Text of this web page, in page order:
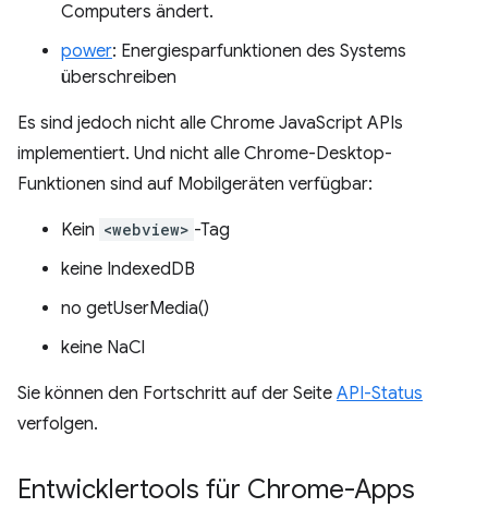
Computers ändert.
power: Energiesparfunktionen des Systems
überschreiben
Es sind jedoch nicht alle Chrome JavaScript APIs
implementiert. Und nicht alle Chrome-Desktop-
Funktionen sind auf Mobilgeräten verfügbar:
Kein <webview> -Tag
keine IndexedDB
no getUserMedia()
keine NaCl
Sie können den Fortschritt auf der Seite API-Status
verfolgen.
Entwicklertools für Chrome-Apps